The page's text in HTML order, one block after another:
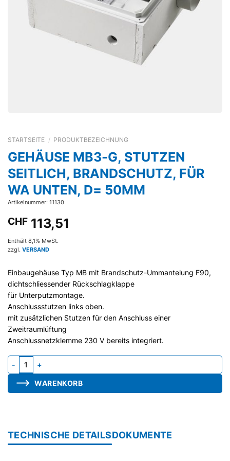
STARTSEITE / PRODUKTBEZEICHNUNG
GEHÄUSE MB3-G, STUTZEN
SEITLICH, BRANDSCHUTZ, FÜR
WA UNTEN, D= 50MM
Artikelnummer: 11130
CHF 113,51
Enthält 8,1% MwSt.
zzgl. VERSAND
Einbaugehäuse Typ MB mit Brandschutz-Ummantelung F90,
dichtschliessender Rückschlagklappe
für Unterputzmontage.
Anschlussstutzen links oben.
mit zusätzlichen Stutzen für den Anschluss einer
Zweitraumlüftung
Anschlussnetzklemme 230 V bereits integriert.
Gehäuse MB3-G, Stutzen seitlich, Brandschutz, für WA unten, D=
WARENKORB
TECHNISCHE DETAILSDOKUMENTE